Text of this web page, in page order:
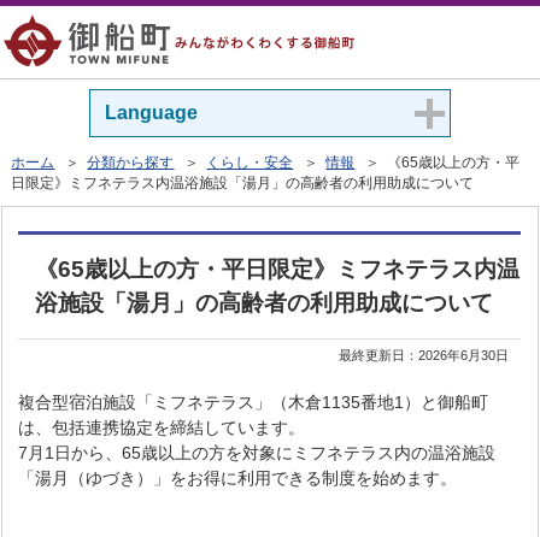
Language
ホーム ＞分類から探す ＞ くらし・安全 ＞情報
＞ 《65歳以上の方・平
日限定》ミフネテラス内温浴施設「湯月」の高齢者の利用助成について
《65歳以上の方・平日限定》ミフネテラス内温
浴施設「湯月」の高齢者の利用助成について
最終更新日：2026年6月30日
複合型宿泊施設「ミフネテラス」（木倉1135番地1）と御船町
は、包括連携協定を締結しています。
7月1日から、65歳以上の方を対象にミフネテラス内の温浴施設
「湯月（ゆづき）」をお得に利用できる制度を始めます。